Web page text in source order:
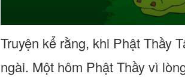
Truyện kể rằng, khi Phật Thầy
ngài. Một hôm Phật Thầy vì